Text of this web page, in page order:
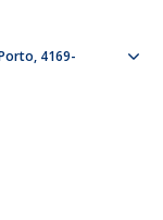
4169-